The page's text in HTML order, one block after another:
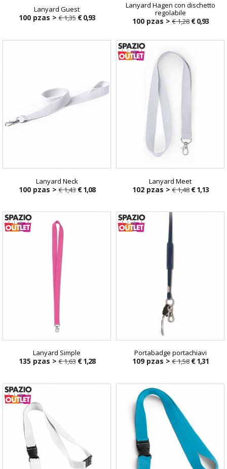
Lanyard Guest
100 pzas >€ 1,35 € 0,93
Lanyard Hagen con dischetto
regolabile
100 pzas >€ 1,28 € 0,93
Lanyard Neck
100 pzas >€ 1,43 € 1,08
Lanyard Meet
102 pzas >€ 1,48 € 1,13
Lanyard Simple
135 pzas >€ 1,63 € 1,28
Portabadge portachiavi
109 pzas >€ 1,58 € 1,31